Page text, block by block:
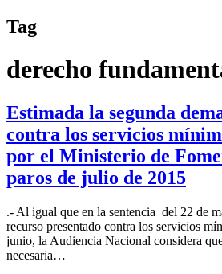
Tag
derecho
Estimada la segunda
contra los servicios
por el Ministerio de
paros de julio de 2015
.- Al igual que en la sentencia del 22 de
recurso presentado contra los servicios
junio, la Audiencia Nacional considera
necesaria…